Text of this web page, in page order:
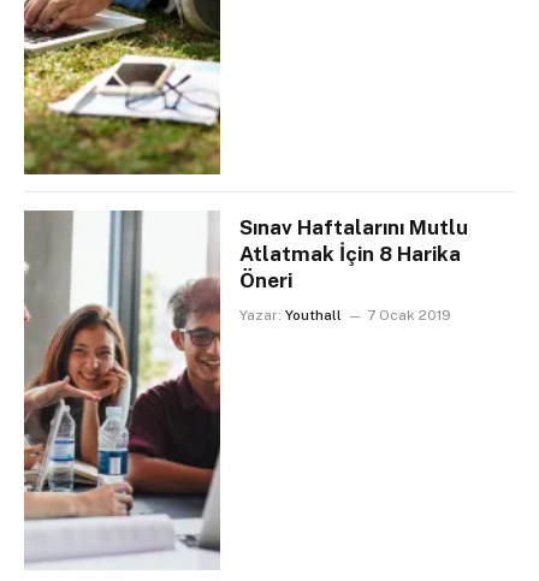
Sınav Haftalarını Mutlu
Atlatmak İçin 8 Harika
Öneri
Yazar: Youthall 7 Ocak 2019